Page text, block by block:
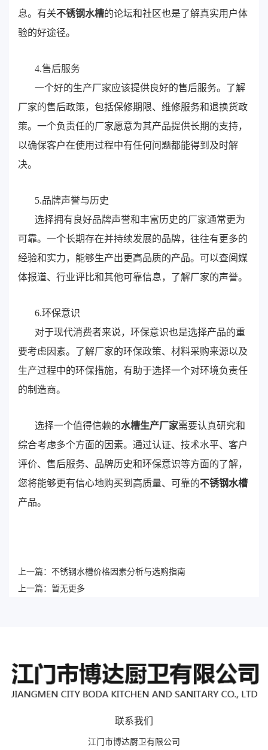
息。有关不锈钢水槽的论坛和社区也是了解真实用户体
验的好途径。
4.售后服务
一个好的生产厂家应该提供良好的售后服务。了解
厂家的售后政策，包括保修期限、维修服务和退换货政
策。一个负责任的厂家愿意为其产品提供长期的支持，
以确保客户在使用过程中有任何问题都能得到及时解
决。
5.品牌声誉与历史
选择拥有良好品牌声誉和丰富历史的厂家通常更为
可靠。一个长期存在并持续发展的品牌，往往有更多的
经验和实力，能够生产出更高品质的产品。可以查阅媒
体报道、行业评比和其他可靠信息，了解厂家的声誉。
6.环保意识
对于现代消费者来说，环保意识也是选择产品的重
要考虑因素。了解厂家的环保政策、材料采购来源以及
生产过程中的环保措施，有助于选择一个对环境负责任
的制造商。
选择一个值得信赖的水槽生产厂家需要认真研究和
综合考虑多个方面的因素。通过认证、技术水平、客户
评价、售后服务、品牌历史和环保意识等方面的了解，
您将能够更有信心地购买到高质量、可靠的不锈钢水槽
产品。
上一篇： 不锈钢水槽价格因素分析与选购指南
上一篇： 暂无更多
联系我们
江门市博达厨卫有限公司